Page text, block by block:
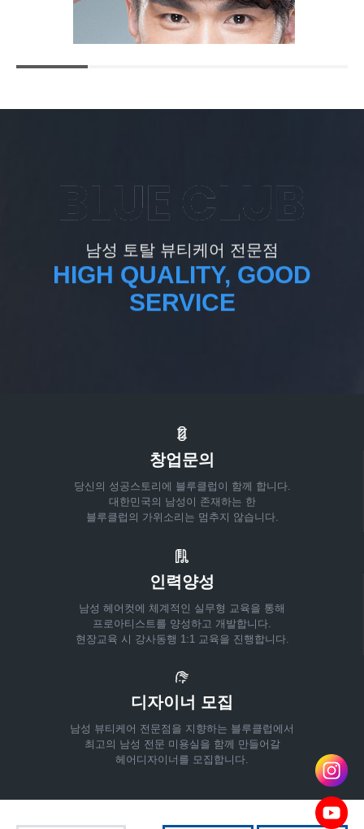
남성 토탈 뷰티케어 전문점
HIGH QUALITY, GOOD
SERVICE
창업문의
당신의 성공스토리에 블루클럽이 함께 합니다.
대한민국의 남성이 존재하는 한
블루클럽의 가위소리는 멈추지 않습니다.
인력양성
남성 헤어컷에 체계적인 실무형 교육을 통해
프로아티스트를 양성하고 개발합니다.
현장교육 시 강사동행 1:1 교육을 진행합니다.
디자이너 모집
남성 뷰티케어 전문점을 지향하는 블루클럽에서
최고의 남성 전문 미용실을 함께 만들어갈
헤어디자이너를 모집합니다.